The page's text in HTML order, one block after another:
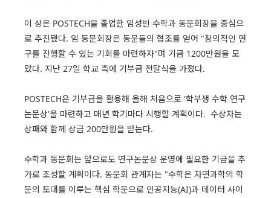
이 상은 POSTECH을 졸업한 임성빈 수학과 동문회장을 중심으
로 추진됐다. 임 동문회장은 동문들의 협조를 얻어 "창의적인 연
구를 진행할 수 있는 기회를 마련하자"며 기금 1200만원을 모
았다. 지난 27일 학교 측에 기부금 전달식을 가졌다.
POSTECH은 기부금을 활용해 올해 처음으로 '학부생 수학 연구
논문상'을 마련하고 매년 학기마다 시행할 계획이다. 수상자는
상패와 함께 상금 200만원을 받는다.
수학과 동문회는 앞으로도 연구논문상 운영에 필요한 기금을 추
가로 조성할 계획이다. 동문회 관계자는 "수학은 자연과학의 학
문의 토대를 이루는 핵심 학문으로 인공지능(AI)과 데이터 사이